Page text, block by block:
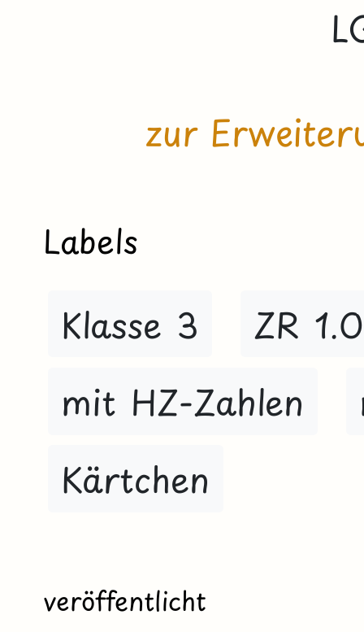
zur
Labels
Klasse 3
ZR
mit HZ-Zahlen
Kärtchen
veröffentlicht